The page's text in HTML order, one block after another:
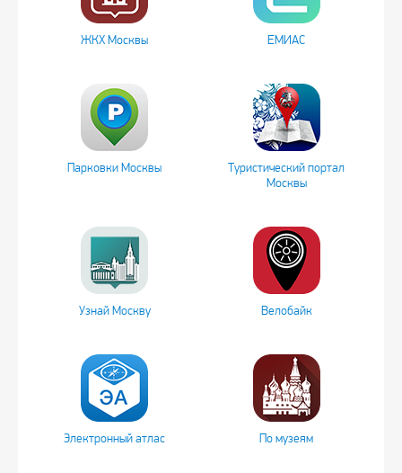
ЖКХ Москвы ЕМИАС
Парковки Москвы
Туристический портал
Москвы
Узнай Москву Велобайк
Электронный атлас По музеям